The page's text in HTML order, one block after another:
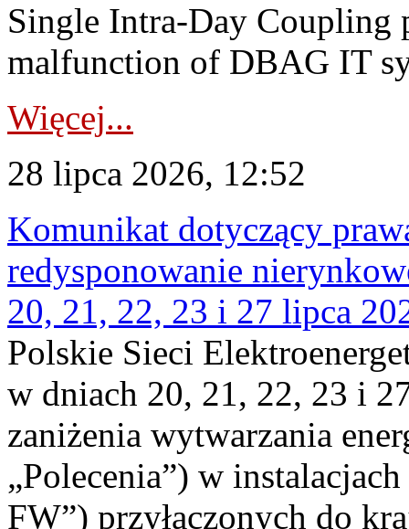
Single Intra-Day Coupling
malfunction of DBAG IT
Więcej...
28 lipca 2026, 12:52
Komunikat dotyczący
redysponowanie
20, 21, 22, 23 i 27 lipca
Polskie Sieci
w dniach 20, 21, 22, 23 i
zaniżenia wytwarzania
„Polecenia”) w
FW”) przyłączonych do